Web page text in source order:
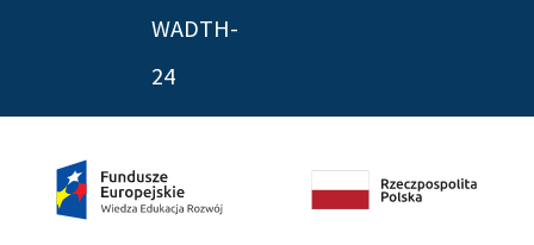
WADTH-
24